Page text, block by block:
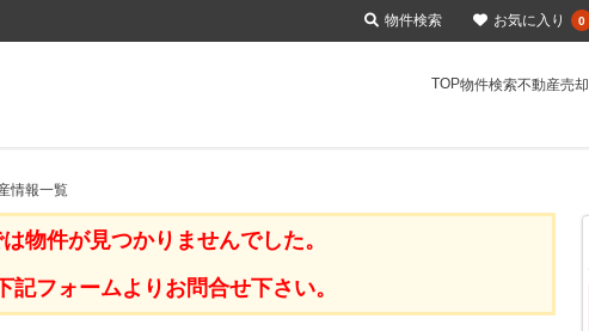
TOP物件検索不動産売却
情報一覧
物件が見つかりませんでした。
記フォームよりお問合せ下さい。
物件検索 お気に入り 0